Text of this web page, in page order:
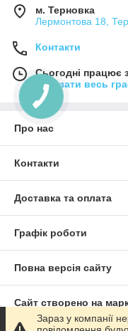
м. Терновка
Лермонтова 18,
Контакти
Сьогодні працює
Показати весь
Про нас
Контакти
Доставка та оплата
Графік роботи
Повна версія сайту
Сайт створено на
Зараз у компанії